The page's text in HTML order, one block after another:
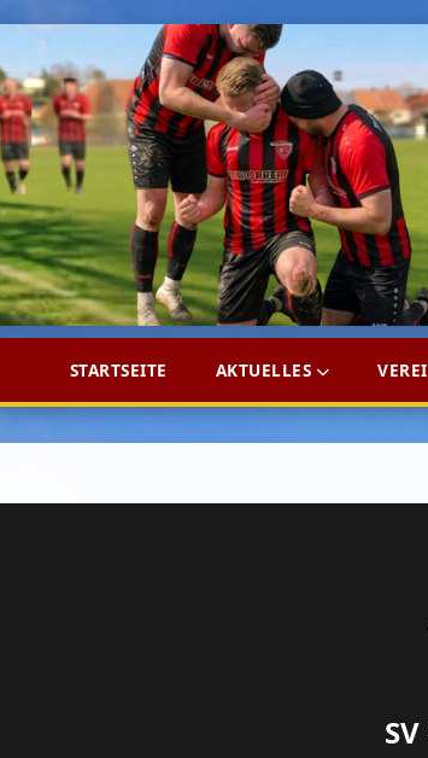
STARTSEITE AKTUELLES